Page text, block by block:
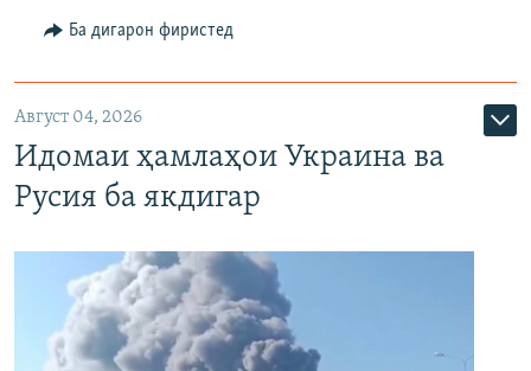
Ба дигарон фиристед
Август 04, 2026
Идомаи ҳамлаҳои Украина ва
Русия ба якдигар